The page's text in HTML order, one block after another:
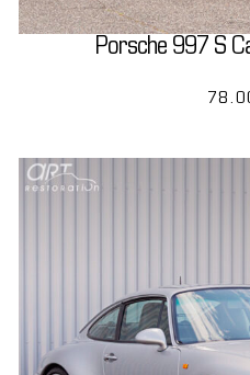
Porsche 997 S